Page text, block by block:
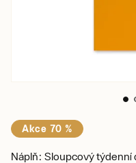
Akce 70 %
Náplň: Sloupcový týdenní